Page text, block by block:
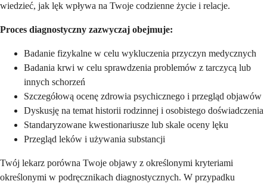
wiedzieć, jak lęk wpływa na Twoje codzienne życie i relacje.
Proces diagnostyczny zazwyczaj obejmuje:
Badanie fizykalne w celu wykluczenia przyczyn medycznych
Badania krwi w celu sprawdzenia problemów z tarczycą lub
innych schorzeń
Szczegółową ocenę zdrowia psychicznego i przegląd objawów
Dyskusję na temat historii rodzinnej i osobistego doświadczenia
Standaryzowane kwestionariusze lub skale oceny lęku
Przegląd leków i używania substancji
Twój lekarz porówna Twoje objawy z określonymi kryteriami
określonymi w podręcznikach diagnostycznych. W przypadku